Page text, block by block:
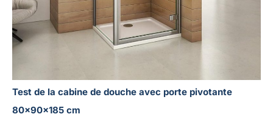
Test de la cabine de douche avec porte pivotante
80x90x185 cm